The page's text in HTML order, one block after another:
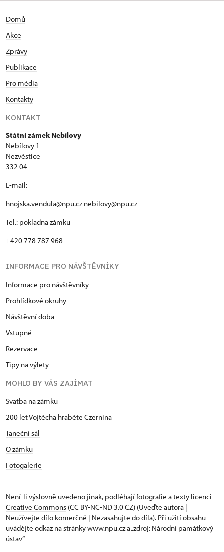
Domů
Akce
Zprávy
Publikace
Pro média
Kontakty
KONTAKT
Státní zámek Nebílovy
Nebílovy 1
Nezvěstice
332 04
E-mail:
hnojska.vendula@npu.cznebilovy@npu.cz
Tel.: pokladna zámku
+420 778 787 968
INFORMACE PRO NÁVŠTĚVNÍKY
Informace pro návštěvníky
Prohlídkové okruhy
Návštěvní doba
Vstupné
Rezervace
Tipy na výlety
MOHLO BY VÁS ZAJÍMAT
Svatba na zámku
200 let Vojtěcha hraběte Czernina
Taneční sál
O zámku
Fotogalerie
Není-li výslovně uvedeno jinak, podléhají fotografie a texty licenci
Creative Commons (CC BY-NC-ND 3.0 CZ) (Uveďte autora |
Neužívejte dílo komerčně | Nezasahujte do díla). Při užití obsahu
uvádějte odkaz na stránky www.npu.cz a „zdroj: Národní památkový
ústav“